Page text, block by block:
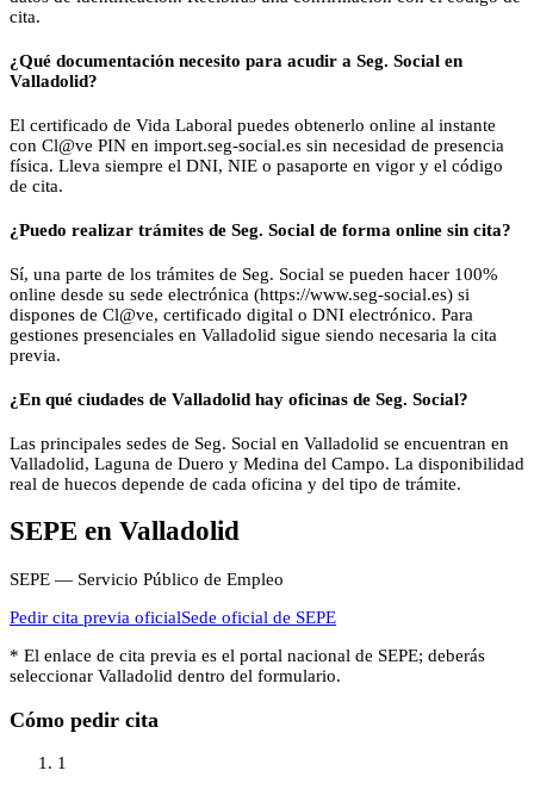
cita.
¿Qué documentación necesito para acudir a Seg. Social en
Valladolid?
El certificado de Vida Laboral puedes obtenerlo online al instante
con Cl@ve PIN en import.seg-social.es sin necesidad de presencia
física. Lleva siempre el DNI, NIE o pasaporte en vigor y el código
de cita.
¿Puedo realizar trámites de Seg. Social de forma online sin cita?
Sí, una parte de los trámites de Seg. Social se pueden hacer 100%
online desde su sede electrónica (https://www.seg-social.es) si
dispones de Cl@ve, certificado digital o DNI electrónico. Para
gestiones presenciales en Valladolid sigue siendo necesaria la cita
previa.
¿En qué ciudades de Valladolid hay oficinas de Seg. Social?
Las principales sedes de Seg. Social en Valladolid se encuentran en
Valladolid, Laguna de Duero y Medina del Campo. La disponibilidad
real de huecos depende de cada oficina y del tipo de trámite.
SEPE en Valladolid
SEPE — Servicio Público de Empleo
Pedir cita previa oficialSede oficial de SEPE
* El enlace de cita previa es el portal nacional de SEPE; deberás
seleccionar Valladolid dentro del formulario.
Cómo pedir cita
1